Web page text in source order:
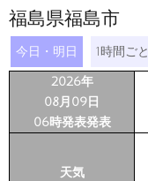
福島県福島市
今日・明日 1時間ごと
2026年
08月09日
06時発表発表
天気